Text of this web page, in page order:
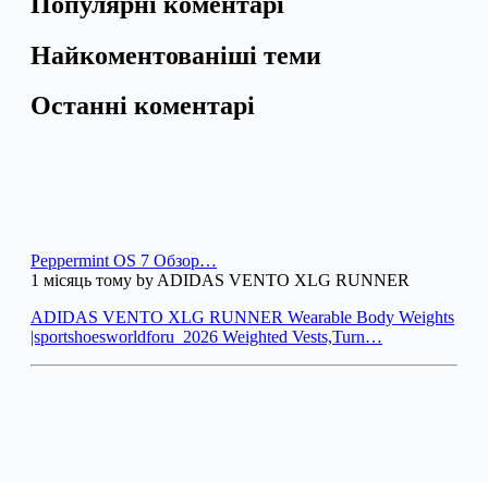
Найкоментованіші теми
Останні коментарі
Peppermint OS 7 Обзор…
1 місяць тому by ADIDAS VENTO XLG RUNNER
ADIDAS VENTO XLG RUNNER Wearable Body Weights
|sportshoesworldforu_2026 Weighted Vests,Turn…